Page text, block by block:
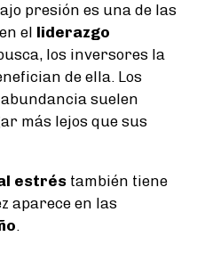
presión es una de las
el liderazgo
los inversores la
de ella. Los
suelen
más lejos que sus
estrés también tiene
aparece en las
.